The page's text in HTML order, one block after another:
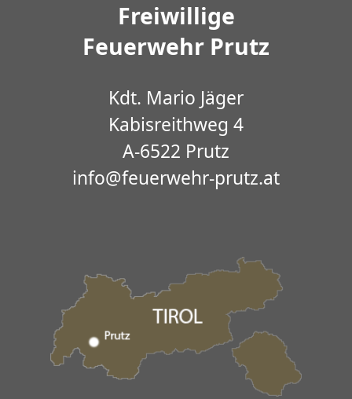
Freiwillige
Feuerwehr Prutz
Kdt. Mario Jäger
Kabisreithweg 4
A-6522 Prutz
info@feuerwehr-prutz.at